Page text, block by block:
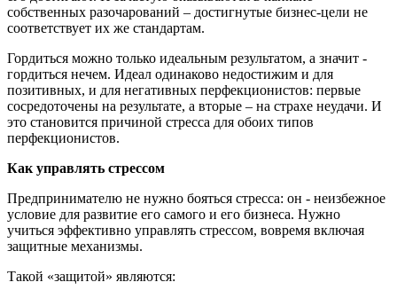
собственных разочарований – достигнутые бизнес-цели не
соответствует их же стандартам.
Гордиться можно только идеальным результатом, а значит -
гордиться нечем. Идеал одинаково недостижим и для
позитивных, и для негативных перфекционистов: первые
сосредоточены на результате, а вторые – на страхе неудачи. И
это становится причиной стресса для обоих типов
перфекционистов.
Как управлять стрессом
Предпринимателю не нужно бояться стресса: он - неизбежное
условие для развитие его самого и его бизнеса. Нужно
учиться эффективно управлять стрессом, вовремя включая
защитные механизмы.
Такой «защитой» являются: